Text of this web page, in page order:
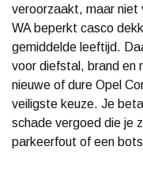
veroorzaakt, maar niet
WA beperkt casco
gemiddelde leeftijd.
voor diefstal, brand en
nieuwe of dure Opel
veiligste keuze. Je
schade vergoed die je
parkeerfout of een